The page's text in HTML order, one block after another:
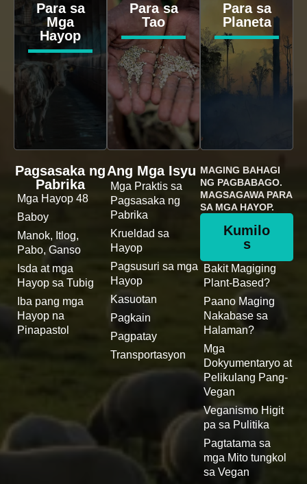
Para sa
Mga
Hayop
Para sa
Tao
Para sa
Planeta
Pagsasaka ng
Pabrika
Mga Hayop 48
Baboy
Manok, Itlog,
Pabo, Ganso
Isda at mga
Hayop sa Tubig
Iba pang mga
Hayop na
Pinapastol
Ang Mga Isyu
Mga Praktis sa
Pagsasaka ng
Pabrika
Krueldad sa
Hayop
Pagsusuri sa mga
Hayop
Kasuotan
Pagkain
Pagpatay
Transportasyon
MAGING BAHAGI
NG PAGBABAGO.
MAGSAGAWA PARA
SA MGA HAYOP.
Kumilo
s
Bakit Magiging
Plant-Based?
Paano Maging
Nakabase sa
Halaman?
Mga
Dokyumentaryo at
Pelikulang Pang-
Vegan
Veganismo Higit
pa sa Pulitika
Pagtatama sa
mga Mito tungkol
sa Vegan